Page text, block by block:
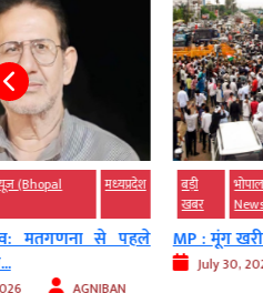
बड़ी
भोपाल न्यूज़ (Bhopal
मध्‍यप्रदेश
MP : मूंग खरीद पर सरकार के इस...
Kalyan Singh